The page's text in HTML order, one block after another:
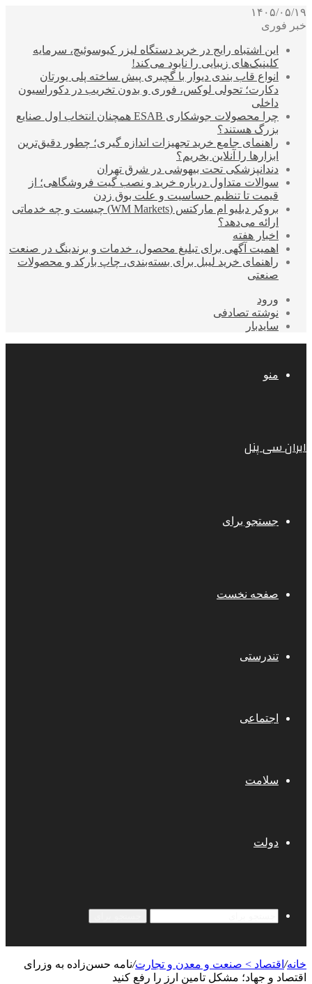
۱۴۰۵/۰۵/۱۹
خبر فوری
این اشتباه رایج در خرید دستگاه لیزر کیوسوئیچ، سرمایه
کلینیک‌های زیبایی را نابود می‌کند!
انواع قاب بندی دیوار با گچبری پیش ساخته پلی یورتان
دکارت؛ تحولی لوکس، فوری و بدون تخریب در دکوراسیون
داخلی
چرا محصولات جوشکاری ESAB همچنان انتخاب اول صنایع
بزرگ هستند؟
راهنمای جامع خرید تجهیزات اندازه گیری؛ چطور دقیق‌ترین
ابزارها را آنلاین بخریم؟
دندانپزشکی تحت بیهوشی در شرق تهران
سوالات متداول درباره خرید و نصب گیت فروشگاهی؛ از
قیمت تا تنظیم حساسیت و علت بوق زدن
بروکر دبلیو ام مارکتس (WM Markets) چیست و چه خدماتی
ارائه می‌دهد؟
اخبار هفته
اهمیت آگهی برای تبلیغ محصول، خدمات و برندینگ در صنعت
راهنمای خرید لیبل برای بسته‌بندی، چاپ بارکد و محصولات
صنعتی
ورود
نوشته تصادفی
سایدبار
منو
ایران سی پنل
جستجو برای
صفحه نخست
تندرستی
اجتماعی
سلامت
دولت
خانه/ اقتصاد > صنعت و معدن و تجارت/نامه حسن‌زاده به وزرای
اقتصاد و جهاد؛ مشکل تامین ارز را رفع کنید